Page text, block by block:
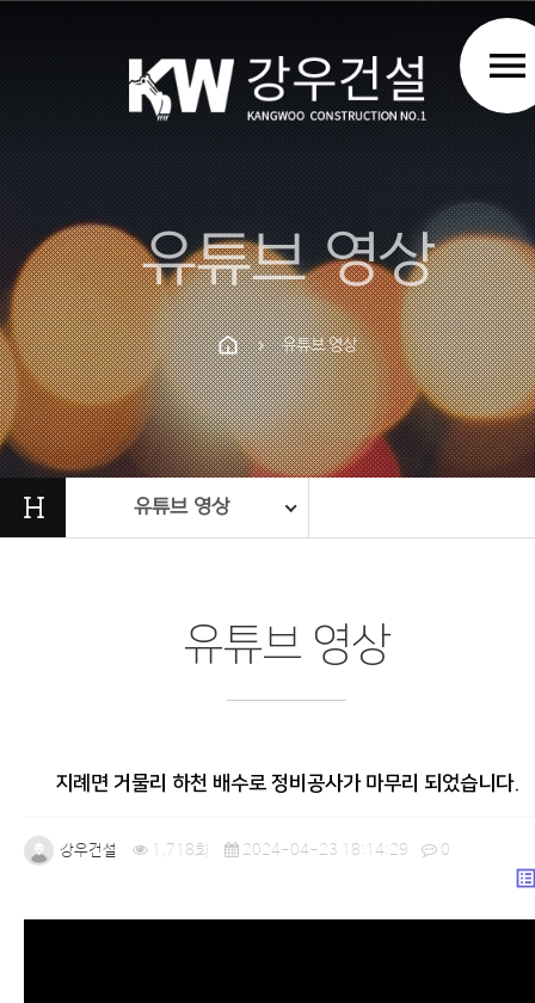
PrevNext
menu
유튜브 영상
chevron_right 유튜브 영상
H 유튜브 영상
유튜브 영상
지례면 거물리 하천 배수로 정비공사가 마무리 되었습니다.
강우건설 1,718회 2024-04-23 18:14:29 0